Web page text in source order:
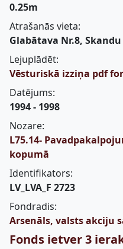
0.25m
Atrašanās vieta:
Glabātava Nr.8,
Lejuplādēt:
Vēsturiskā izziņa pdf
Datējums:
1994 - 1998
Nozare:
L75.14-
kopumā
Identifikators:
LV_LVA_F 2723
Fondradis:
Arsenāls, valsts akciju
Fonds ietver 3